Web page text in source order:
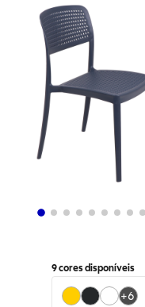
9cores disponíveis
+6